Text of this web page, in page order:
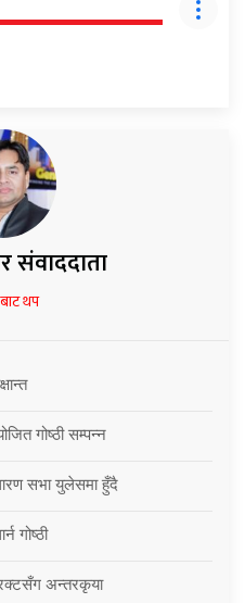
संवाददाता
थप
गोष्ठी सम्पन्न
सभा युलेसमा हुँदै
गोष्ठी
अन्तरकृया